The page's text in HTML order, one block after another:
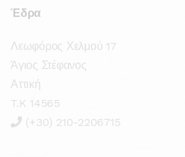
Έδρα
Λεωφόρος Χελμού 17
Άγιος Στέφανος
Αττική
T.K 14565
(+30) 210-2206715